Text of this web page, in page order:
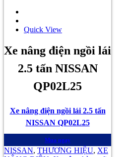
Quick View
Xe nâng điện ngồi lái
2.5 tấn NISSAN
QP02L25
Xe nâng điện ngồi lái 2.5 tấn
NISSAN QP02L25
Mua ngay
NISSAN, THƯƠNG HIỆU, XE